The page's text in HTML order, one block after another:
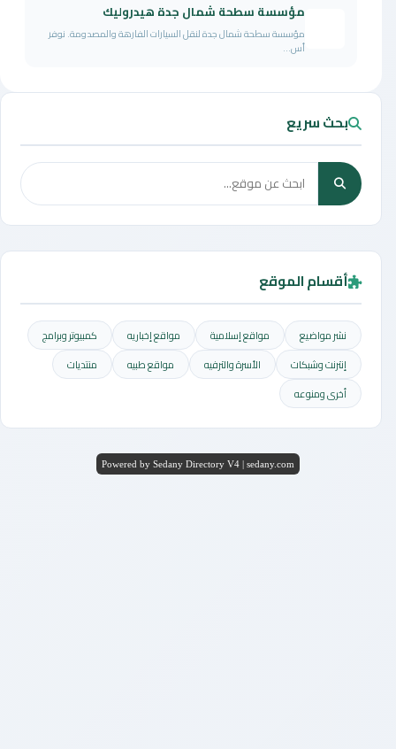
مؤسسة سطحة شمال جدة هيدروليك
مؤسسة سطحة شمال جدة لنقل السيارات الفارهة والمصدومة. نوفر
أس...
بحث سريع
أقسام الموقع
نشر مواضيع مواقع إسلامية مواقع إخباريه
كمبيوتر وبرامج
إنترنت وشبكات
الأسرة والترفيه مواقع طبيه
منتديات
أخرى ومنوعه
Powered by Sedany Directory V4 | sedany.com